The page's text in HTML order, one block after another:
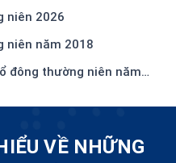
niên 2026
niên năm 2018
đông thường niên năm
VỀ NHỮNG